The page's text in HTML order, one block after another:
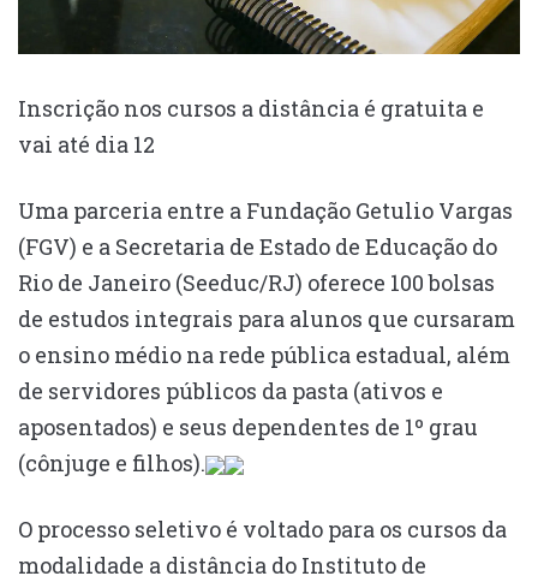
Inscrição nos cursos a distância é gratuita e
vai até dia 12
Uma parceria entre a Fundação Getulio Vargas
(FGV) e a Secretaria de Estado de Educação do
Rio de Janeiro (Seeduc/RJ) oferece 100 bolsas
de estudos integrais para alunos que cursaram
o ensino médio na rede pública estadual, além
de servidores públicos da pasta (ativos e
aposentados) e seus dependentes de 1º grau
(cônjuge e filhos).
O processo seletivo é voltado para os cursos da
modalidade a distância do Instituto de